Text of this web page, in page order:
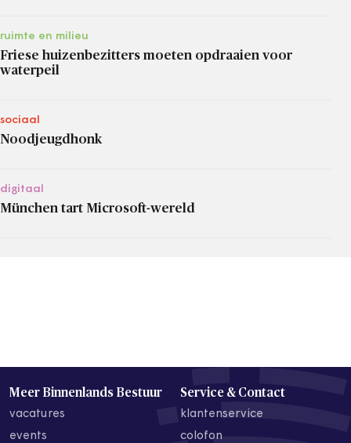
ruimte en milieu
Friese huizenbezitters moeten opdraaien voor
waterpeil
sociaal
Noodjeugdhonk
digitaal
München tart Microsoft-wereld
Meer Binnenlands Bestuur
vacatures
events
Service & Contact
klantenservice
colofon